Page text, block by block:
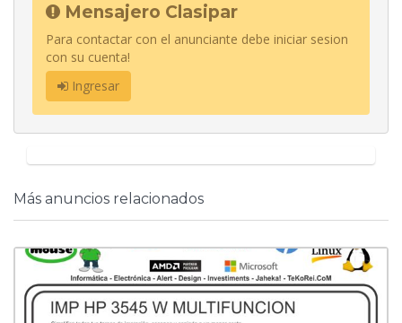
Mensajero Clasipar
Para contactar con el anunciante debe iniciar sesion
con su cuenta!
Ingresar
Más anuncios relacionados